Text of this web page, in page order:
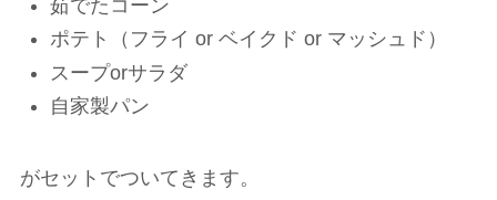
茹でたコーン
ポテト（フライ or ベイクド or マッシュド）
スープorサラダ
自家製パン
がセットでついてきます。